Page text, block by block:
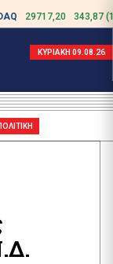
29717,20 343,87
ΚΥΡΙΑΚΗ 09.08.26